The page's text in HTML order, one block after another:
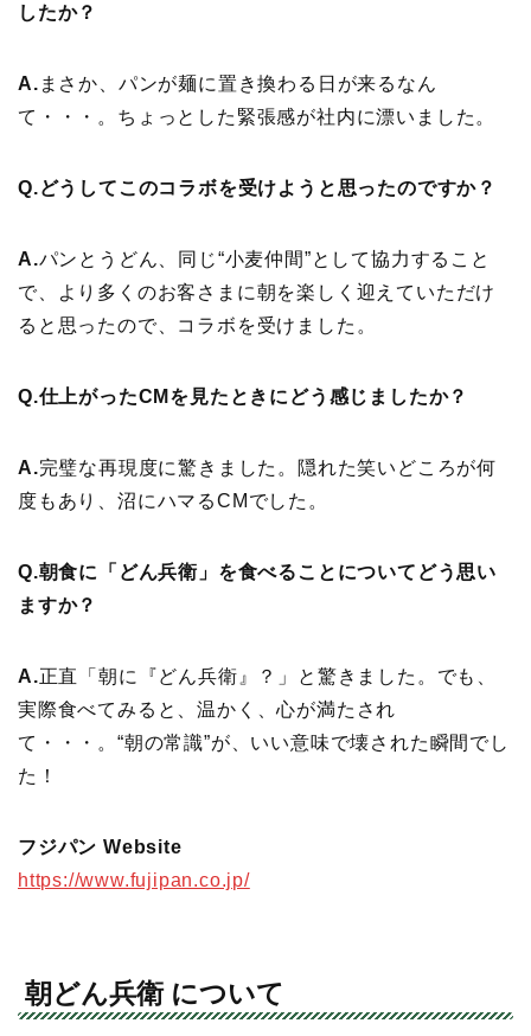
したか？
A. まさか、パンが麺に置き換わる日が来るなん
て・・・。ちょっとした緊張感が社内に漂いました。
Q.どうしてこのコラボを受けようと思ったのですか？
A.パンとうどん、同じ“小麦仲間”として協力すること
で、より多くのお客さまに朝を楽しく迎えていただけ
ると思ったので、コラボを受けました。
Q.仕上がったCMを見たときにどう感じましたか？
A.完璧な再現度に驚きました。隠れた笑いどころが何
度もあり、沼にハマるCMでした。
Q.朝食に「どん兵衛」を食べることについてどう思い
ますか？
A.正直「朝に『どん兵衛』？」と驚きました。でも、
実際食べてみると、温かく、心が満たされ
て・・・。“朝の常識”が、いい意味で壊された瞬間でし
た！
フジパン Website
https://www.fujipan.co.jp/
朝どん兵衛 について